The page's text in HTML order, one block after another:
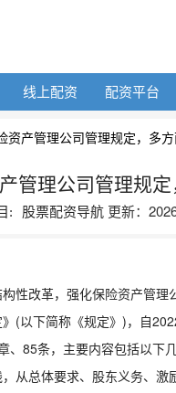
线上配资 配资平台
资产管理公司管理规定，多
管理公司管理规
: 股票配资导航 更新：
性改革，强化保险资产管
(以下简称《规定》)，自
85条，主要内容包括以下几
从总体要求、股东义务、